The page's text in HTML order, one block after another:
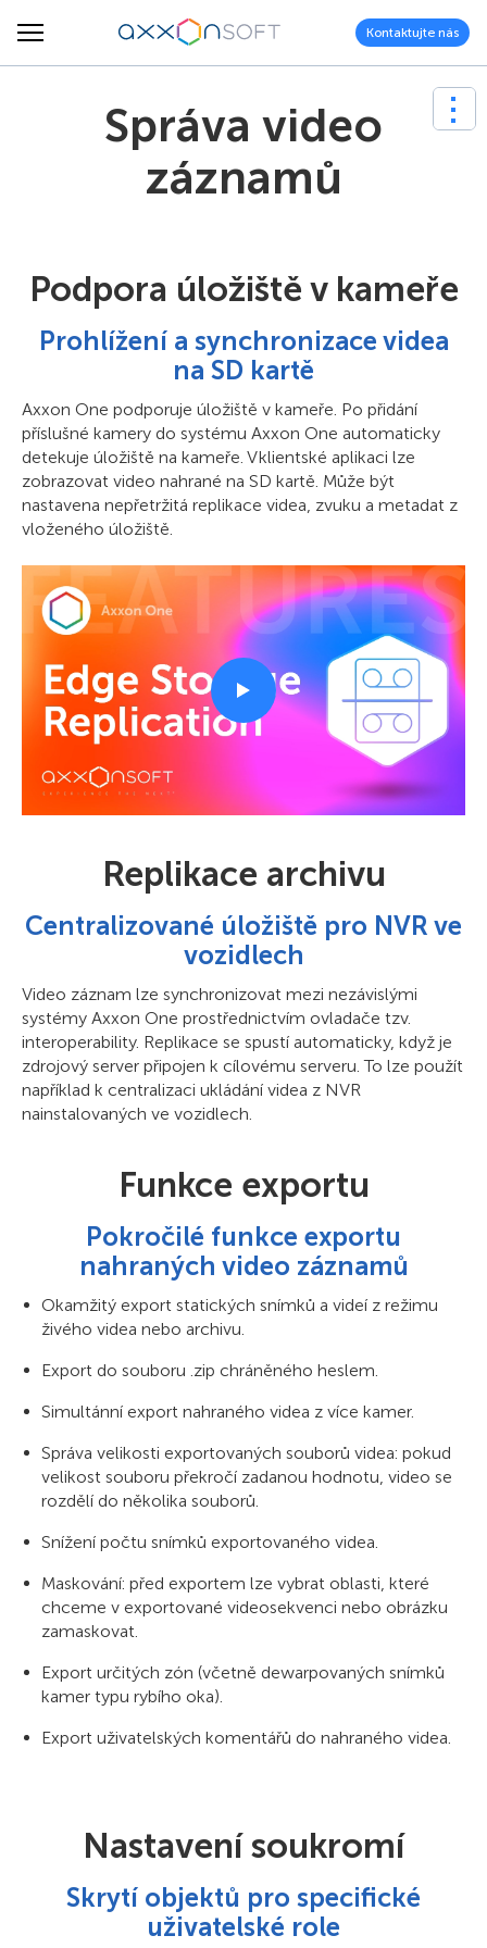
Kontaktujte nás
Správa video
záznamů
Podpora úložiště v kameře
Prohlížení a synchronizace videa
na SD kartě
Axxon One podporuje úložiště v kameře. Po přidání
příslušné kamery do systému Axxon One automaticky
detekuje úložiště na kameře. V klientské aplikaci lze
zobrazovat video nahrané na SD kartě. Může být
nastavena nepřetržitá replikace videa, zvuku a metadat z
vloženého úložiště.
Replikace archivu
Centralizované úložiště pro NVR ve
vozidlech
Video záznam lze synchronizovat mezi nezávislými
systémy Axxon One prostřednictvím ovladače tzv.
interoperability. Replikace se spustí automaticky, když je
zdrojový server připojen k cílovému serveru. To lze použít
například k centralizaci ukládání videa z NVR
nainstalovaných ve vozidlech.
Funkce exportu
Pokročilé funkce exportu
nahraných video záznamů
Okamžitý export statických snímků a videí z režimu
živého videa nebo archivu.
Export do souboru .zip chráněného heslem.
Simultánní export nahraného videa z více kamer.
Správa velikosti exportovaných souborů videa: pokud
velikost souboru překročí zadanou hodnotu, video se
rozdělí do několika souborů.
Snížení počtu snímků exportovaného videa.
Maskování: před exportem lze vybrat oblasti, které
chceme v exportované videosekvenci nebo obrázku
zamaskovat.
Export určitých zón (včetně dewarpovaných snímků
kamer typu rybího oka).
Export uživatelských komentářů do nahraného videa.
Nastavení soukromí
Skrytí objektů pro specifické
uživatelské role